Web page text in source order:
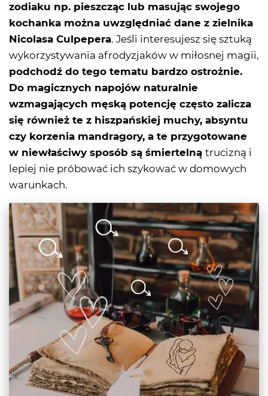
zodiaku np. pieszcząc lub masując swojego
kochanka można uwzględniać dane z zielnika
Nicolasa Culpepera. Jeśli interesujesz się sztuką
wykorzystywania afrodyzjaków w miłosnej magii,
podchodź do tego tematu bardzo ostrożnie.
Do magicznych napojów naturalnie
wzmagających męską potencję często zalicza
się również te z hiszpańskiej muchy, absyntu
czy korzenia mandragory, a te przygotowane
w niewłaściwy sposób są śmiertelną trucizną i
lepiej nie próbować ich szykować w domowych
warunkach.